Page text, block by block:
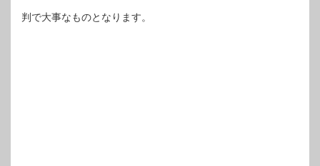
判で大事なものとなります。